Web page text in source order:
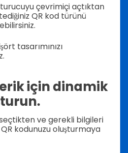
çevrimiçi açtıktan
QR kod türünü
tasarımınızı
için dinamik
ve gerekli bilgileri
kodunuzu oluşturmaya